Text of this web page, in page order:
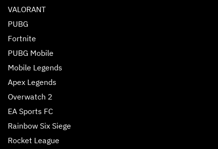
VALORANT
PUBG
Fortnite
PUBG Mobile
Mobile Legends
Apex Legends
Overwatch 2
EA Sports FC
Rainbow Six Siege
Rocket League